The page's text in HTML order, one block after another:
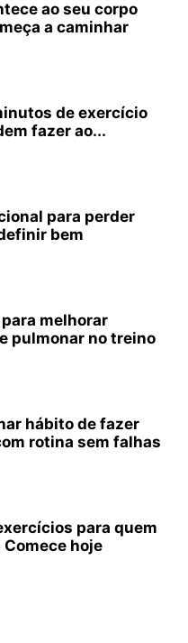
ao seu corpo
a caminhar
de exercício
fazer ao...
para perder
bem
melhorar
pulmonar no treino
hábito de fazer
rotina sem falhas
para quem
hoje